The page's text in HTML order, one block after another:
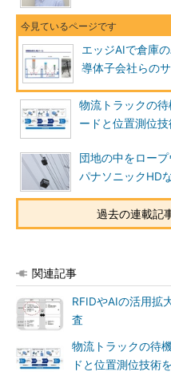
エッジAIで倉庫
導体子会社らの
物流トラックの
ードと位置測位技
団地の中をロープ
パナソニックHD
過去の連載記
関連記事
RFIDやAIの活用拡
査
物流トラックの待
ドと位置測位技術